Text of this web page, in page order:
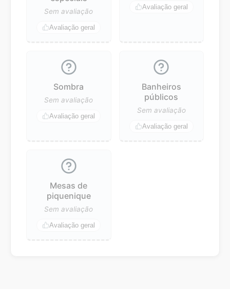
Sem avaliação
Avaliação geral
Avaliação geral
Sombra
Sem avaliação
Avaliação geral
Banheiros
públicos
Sem avaliação
Avaliação geral
Mesas de
piquenique
Sem avaliação
Avaliação geral